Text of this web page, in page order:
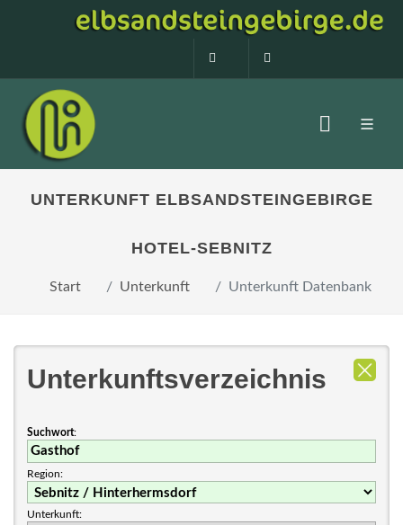
0160 99873408
UNTERKUNFT ELBSANDSTEINGEBIRGE
HOTEL-SEBNITZ
Start Unterkunft Unterkunft Datenbank
Unterkunftsverzeichnis
Suchwort:
Region:
Unterkunft: